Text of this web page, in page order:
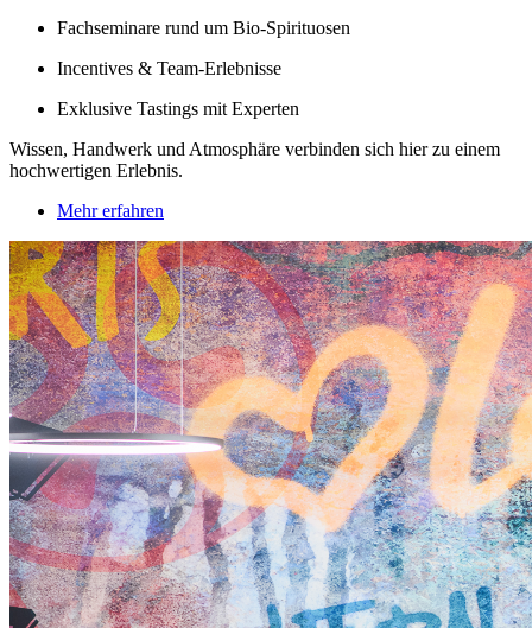
Fachseminare rund um Bio-Spirituosen
Incentives & Team-Erlebnisse
Exklusive Tastings mit Experten
Wissen, Handwerk und Atmosphäre verbinden sich hier zu einem
hochwertigen Erlebnis.
Mehr erfahren